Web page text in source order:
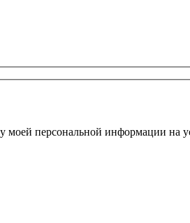
персональной информации на